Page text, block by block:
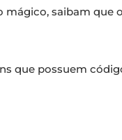
saibam que
que possuem